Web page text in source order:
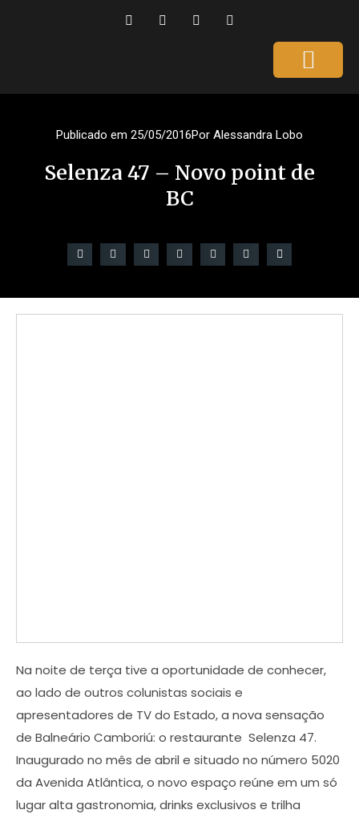
Publicado em 25/05/2016Por Alessandra Lobo
Selenza 47 – Novo point de
BC
Na noite de terça tive a oportunidade de conhecer,
ao lado de outros colunistas sociais e
apresentadores de TV do Estado, a nova sensação
de Balneário Camboriú: o restaurante Selenza 47.
Inaugurado no mês de abril e situado no número 5020
da Avenida Atlântica, o novo espaço reúne em um só
lugar alta gastronomia, drinks exclusivos e trilha